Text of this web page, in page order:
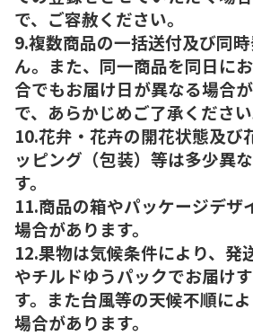
で、ご容赦ください。
9.複数商品の一括送付及び同
ん。また、同一商品を同日に
合でもお届け日が異なる場合
で、あらかじめご了承ください
10.花弁・花卉の開花状態及び
ッピング（包装）等は多少異
す。
11.商品の箱やパッケージデザ
場合があります。
12.果物は気候条件により、発
やチルドゆうパックでお届け
す。また台風等の天候不順に
場合があります。